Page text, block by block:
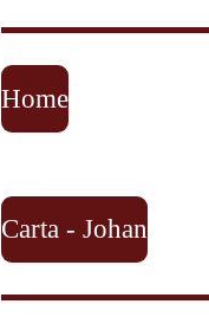
Home
Carta - Johan